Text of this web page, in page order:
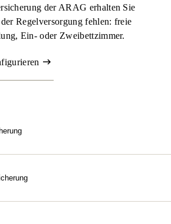
der ARAG erhalten Sie
Regelversorgung fehlen: freie
Ein- oder Zweibettzimmer.